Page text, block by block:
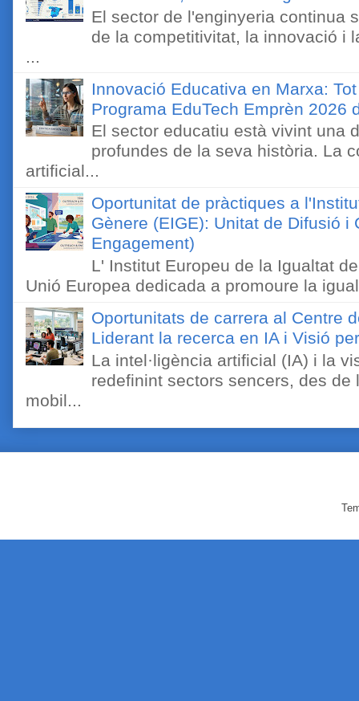
El sector de l'enginyeria continua
de la competitivitat, la innovació i
...
Innovació Educativa en Marxa:
Programa EduTech Emprèn 2026
El sector educatiu està vivint una
profundes de la seva història. La
artificial...
Oportunitat de pràctiques a
Gènere (EIGE): Unitat de Difusió i
Engagement)
L' Institut Europeu de la Igualtat
Unió Europea dedicada a promoure la
Oportunitats de carrera al Centre
Liderant la recerca en IA i Visió
La intel·ligència artificial (IA) i la
redefinint sectors sencers, des
mobil...